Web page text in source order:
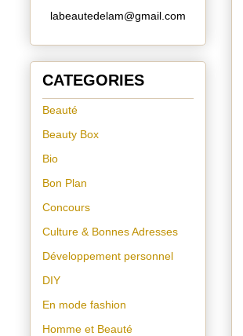
labeautedelam@gmail.com
CATEGORIES
Beauté
Beauty Box
Bio
Bon Plan
Concours
Culture & Bonnes Adresses
Développement personnel
DIY
En mode fashion
Homme et Beauté